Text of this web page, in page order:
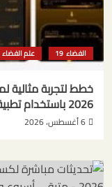
الفضاء علم الفضاء
خطط لتجربة
2026 باستخدام تطبيقات الهواتف الذكية هذه
6 أغسطس، 2026